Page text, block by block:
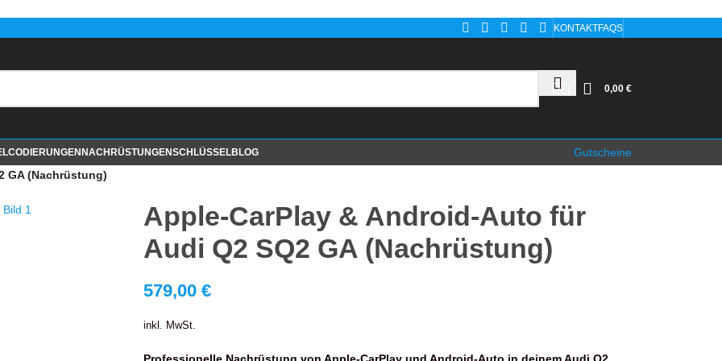
KONTAKTFAQS
0,00 €
CODIERUNGEN NACHRÜSTUNGENSCHLÜSSELBLOG
Gutscheine
GA (Nachrüstung)
Apple-CarPlay & Android-Auto für
Audi Q2 SQ2 GA (Nachrüstung)
579,00 €
inkl. MwSt.